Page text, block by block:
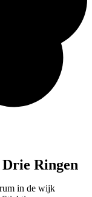
Ringen
in de wijk